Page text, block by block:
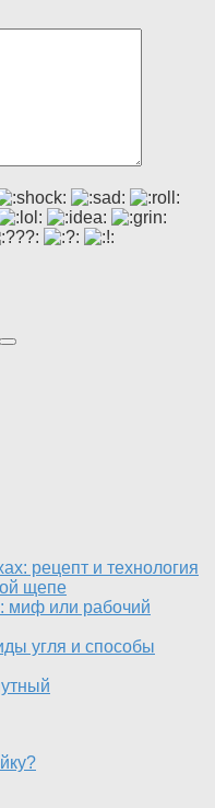
рецепт и технология
щепе
миф или рабочий
угля и способы